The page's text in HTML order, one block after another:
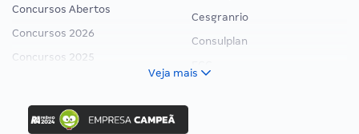
Concursos Abertos
Concursos 2026
Concursos 2025
Concurso Ibama
Concurso MPU
Cesgranrio
Consulplan
Veja mais